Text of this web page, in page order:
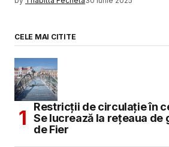
CELE MAI CITITE
Restricții de circulație în
Se lucrează la rețeaua de
de Fier